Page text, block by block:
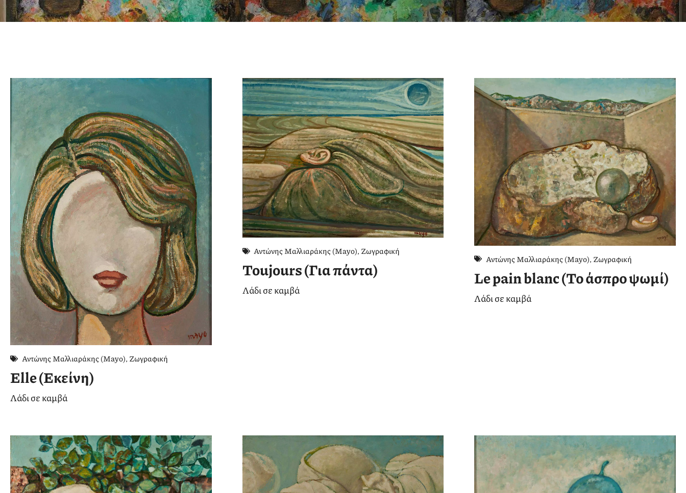
Αντώνης Μαλλιαράκης (Mayo), Ζωγραφική
Elle (Εκείνη)
Λάδι σε καμβά
Αντώνης Μαλλιαράκης (Mayo), Ζωγραφική
Toujours (Για πάντα)
Λάδι σε καμβά
Αντώνης Μαλλιαράκης (Mayo), Ζωγραφική
Le pain blanc (Το άσπρο ψωμί)
Λάδι σε καμβά